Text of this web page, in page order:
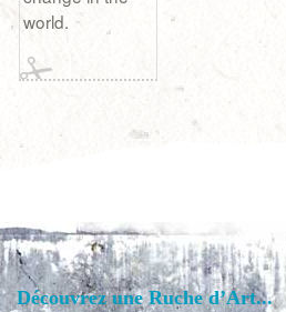
world.
Découvrez une Ruche d’Art...